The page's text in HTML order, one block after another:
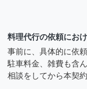
料理代行の依頼にお
事前に、具体的に依
駐車料金、雑費も含
相談をしてから本契